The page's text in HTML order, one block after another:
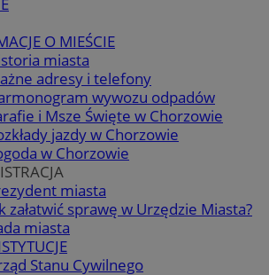
O MIEŚCIE
miasta
adresy i telefony
wywozu odpadów
i Msze Święte w Chorzowie
jazdy w Chorzowie
w Chorzowie
miasta
załatwić sprawę w Urzędzie Miasta?
miasta
Stanu Cywilnego